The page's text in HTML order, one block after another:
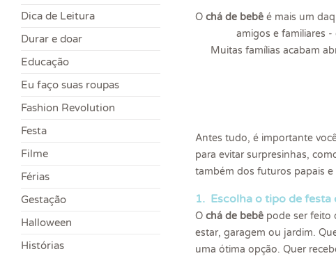
Dica de Leitura
Durar e doar
Educação
Eu faço suas roupas
Fashion Revolution
Festa
Filme
Férias
Gestação
Halloween
Histórias
O chá de bebê é mais um
amigos e familiares
Muitas famílias acabam
Antes tudo, é importante
para evitar surpresinhas,
também dos futuros papais e
1. Escolha o tipo de festa
O chá de bebê pode ser feito
estar, garagem ou jardim.
uma ótima opção. Quer